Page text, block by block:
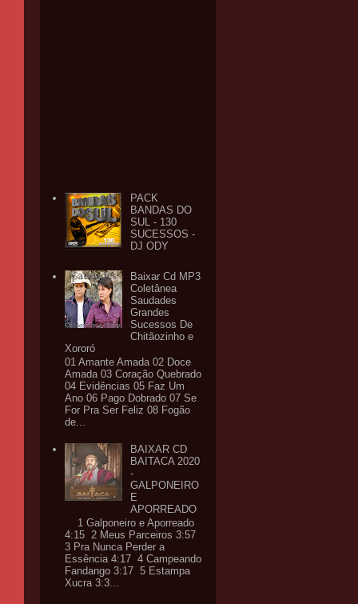
PACK
BANDAS DO
SUL - 130
SUCESSOS -
DJ ODY
Baixar Cd MP3
Coletânea
Saudades
Grandes
Sucessos De
Chitãozinho e
Xororó
01 Amante Amada 02 Doce
Amada 03 Coração Quebrado
04 Evidências 05 Faz Um
Ano 06 Pago Dobrado 07 Se
For Pra Ser Feliz 08 Fogão
de...
BAIXAR CD
BAITACA 2020
-
GALPONEIRO
E
APORREADO
1 Galponeiro e Aporreado
4:15 2 Meus Parceiros 3:57
3 Pra Nunca Perder a
Essência 4:17 4 Campeando
Fandango 3:17 5 Estampa
Xucra 3:3...